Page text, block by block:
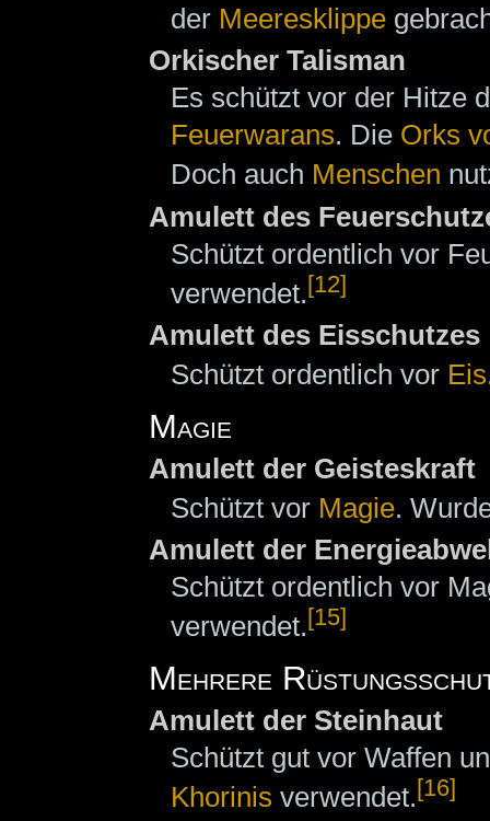
der Meeresklippe
Orkischer Talisman
Es schützt vor der Hitze
Feuerwarans. Die Orks
Doch auch Menschen
Amulett des
Schützt ordentlich vor
verwendet.[12]
Amulett des Eisschutzes
Schützt ordentlich vor Eis
Magie
Amulett der Geisteskraft
Schützt vor Magie.
Amulett der
Schützt ordentlich vor
verwendet. [15]
Mehrere
Amulett der Steinhaut
Schützt gut vor Waffen
Khorinis verwendet.[16]